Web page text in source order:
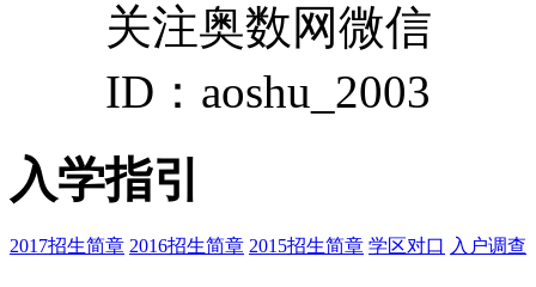
关注奥数网微信
ID：aoshu_2003
入学指引
2017招生简章 2016招生简章 2015招生简章 学区对口 入户调查